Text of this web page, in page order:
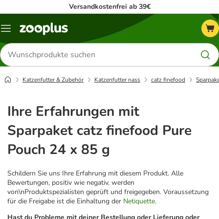
Versandkostenfrei ab 39€
Menü
Produkte
suchen
Katzenfutter & Zubehör Katzenfutter nass catz finefood
Ihre Erfahrungen mit
Sparpaket catz finefood Pure
Pouch 24 x 85 g
Schildern Sie uns Ihre Erfahrung mit diesem Produkt. Alle
Bewertungen, positiv wie negativ, werden
von\nProduktspezialisten geprüft und freigegeben. Voraussetzung
für die Freigabe ist die Einhaltung der Netiquette.
Hast du Probleme mit deiner Bestellung oder Lieferung oder